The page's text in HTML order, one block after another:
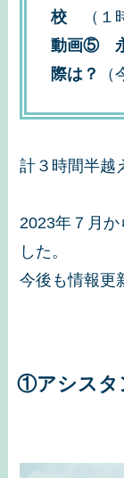
校
（１
動画⑤ 永
際は？
計３時間半越
2023年７月
した。
今後も情報更
①アシスタ